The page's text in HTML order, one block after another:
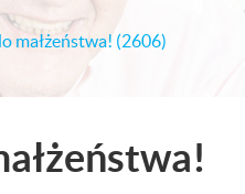
małżeństwa! (2606)